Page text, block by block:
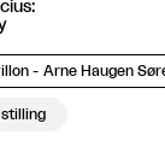
- Arne Haugen